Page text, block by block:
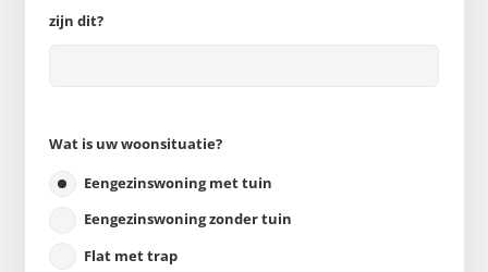
zijn dit?
Wat is uw woonsituatie?
Eengezinswoning met tuin
Eengezinswoning zonder tuin
Flat met trap